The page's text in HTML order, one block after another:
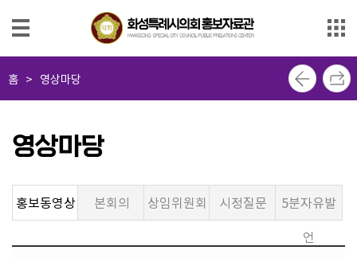
사
진
당
상
마
홈 > 영상마당
영상마당
홍보동영상 본회의 상임위원회 시정질문
5분자유발
언